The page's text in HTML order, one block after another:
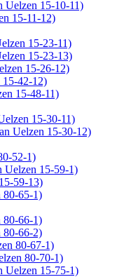
15-10-11)
15-11-12)
15-23-11)
15-23-13)
15-26-12)
42-12)
15-48-11)
15-30-11)
Uelzen 15-30-12)
52-1)
Uelzen 15-59-1)
59-13)
80-65-1)
80-66-1)
80-66-2)
80-67-1)
80-70-1)
Uelzen 15-75-1)